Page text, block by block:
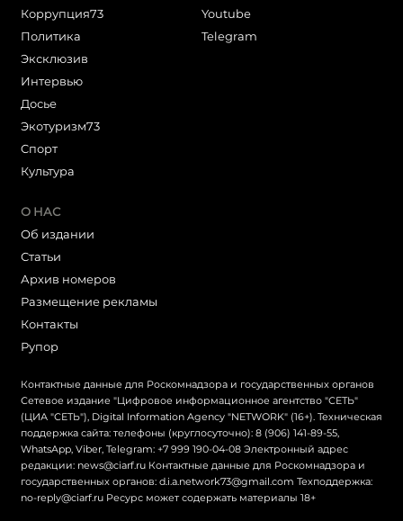
Коррупция73
Политика
Эксклюзив
Интервью
Досье
Экотуризм73
Cпорт
Культура
Youtube
Telegram
О НАС
Об издании
Статьи
Архив номеров
Размещение рекламы
Контакты
Рупор
Контактные данные для Роскомнадзора и государственных органов
Сетевое издание "Цифровое информационное агентство "СЕТЬ"
(ЦИА "СЕТЬ"), Digital Information Agency "NETWORK" (16+). Техническая
поддержка сайта: телефоны (круглосуточно): 8 (906) 141-89-55,
WhatsApp, Viber, Telegram: +7 999 190-04-08 Электронный адрес
редакции: news@ciarf.ru Контактные данные для Роскомнадзора и
государственных органов: d.i.a.network73@gmail.com Техподдержка:
no-reply@ciarf.ru Ресурс может содержать материалы 18+